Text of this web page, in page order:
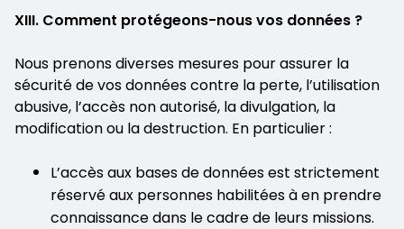
XIII. Comment protégeons-nous vos données ?
Nous prenons diverses mesures pour assurer la
sécurité de vos données contre la perte, l’utilisation
abusive, l’accès non autorisé, la divulgation, la
modification ou la destruction. En particulier :
L’accès aux bases de données est strictement
réservé aux personnes habilitées à en prendre
connaissance dans le cadre de leurs missions.